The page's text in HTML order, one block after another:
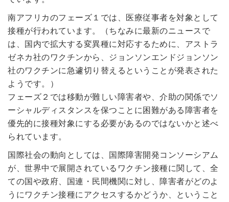
南アフリカのフェーズ１では、医療従事者を対象として
接種が行われています。（ちなみに最新のニュースで
は、国内で拡大する変異種に対応するために、アストラ
ゼネカ社のワクチンから、ジョンソンエンドジョンソン
社のワクチンに急遽切り替えるということが発表された
ようです。）
フェーズ２では移動が難しい障害者や、介助の関係でソ
ーシャルディスタンスを保つことに困難がある障害者を
優先的に接種対象にする必要があるのではないかと述べ
られています。
国際社会の動向としては、国際障害開発コンソーシアム
が、世界中で展開されているワクチン接種に関して、全
ての国や政府、国連・民間機関に対し、障害者がどのよ
うにワクチン接種にアクセスするかどうか、ということ